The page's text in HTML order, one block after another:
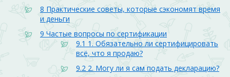
8 Практические советы, которые сэкономят время
и деньги
9 Частые вопросы по сертификации
9.1 1. Обязательно ли сертифицировать
всё, что я продаю?
9.2 2. Могу ли я сам подать декларацию?